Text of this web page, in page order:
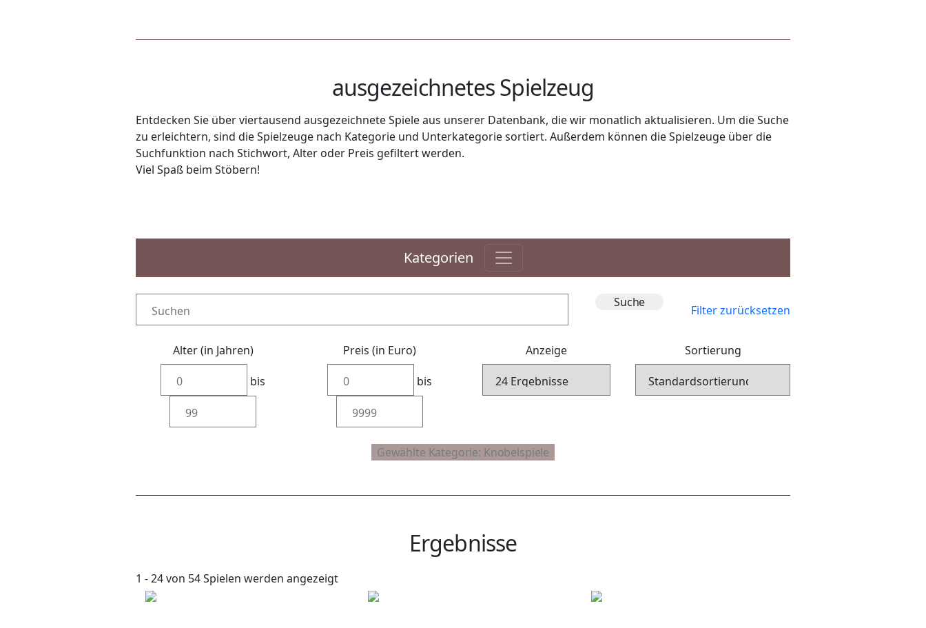
ausgezeichnetes Spielzeug
Entdecken Sie über viertausend ausgezeichnete Spiele aus unserer Datenbank, die wir monatlich aktualisieren. Um die Suche
zu erleichtern, sind die Spielzeuge nach Kategorie und Unterkategorie sortiert. Außerdem können die Spielzeuge über die
Suchfunktion nach Stichwort, Alter oder Preis gefiltert werden.
Viel Spaß beim Stöbern!
Kategorien
Filter zurücksetzen
Alter (in Jahren)
bis
Preis (in Euro)
bis
Anzeige Sortierung
Ergebnisse
1 - 24 von 54 Spielen werden angezeigt